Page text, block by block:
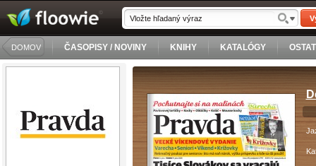
DOMOV ČASOPISY / NOVINY KNIHY KATALÓGY